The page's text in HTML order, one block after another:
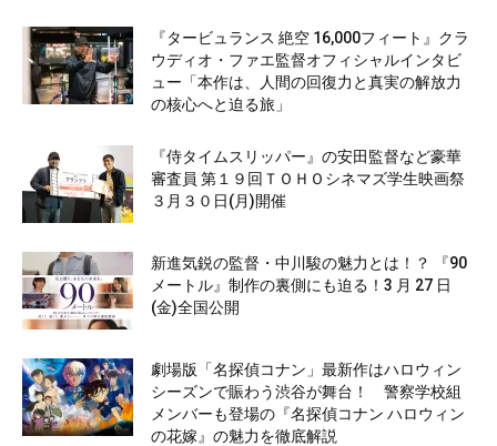
『タービュランス 絶空 16,000フィート』クラ
ウディオ・ファエ監督オフィシャルインタビ
ュー「本作は、人間の回復力と真実の解放力
の核心へと迫る旅」
『侍タイムスリッパー』の安田監督など豪華
審査員 第１９回ＴＯＨＯシネマズ学生映画祭
３月３０日(月)開催
新進気鋭の監督・中川駿の魅力とは！？ 『90
メートル』制作の裏側にも迫る！3 月 27 日
(金)全国公開
劇場版「名探偵コナン」最新作はハロウィン
シーズンで賑わう渋谷が舞台！ 警察学校組
メンバーも登場の『名探偵コナン ハロウィン
の花嫁』の魅力を徹底解説